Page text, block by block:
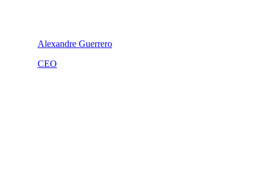
Alexandre Guerrero
CEO